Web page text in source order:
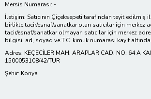
Mersis Numarası: -
İletişim: Satıcının Çiçeksepeti tarafından teyit
birlikte tacir/esnaf/sanatkar olan satıcılar için merkez
tacir/esnaf/sanatkar olmayan satıcılar için merkez
bilgisi, ad, soyad ve T.C. kimlik numarası kayıt
Adres: KEÇECİLER MAH. ARAPLAR CAD. NO: 64 A
1500053108/42/TUR
Şehir: Konya